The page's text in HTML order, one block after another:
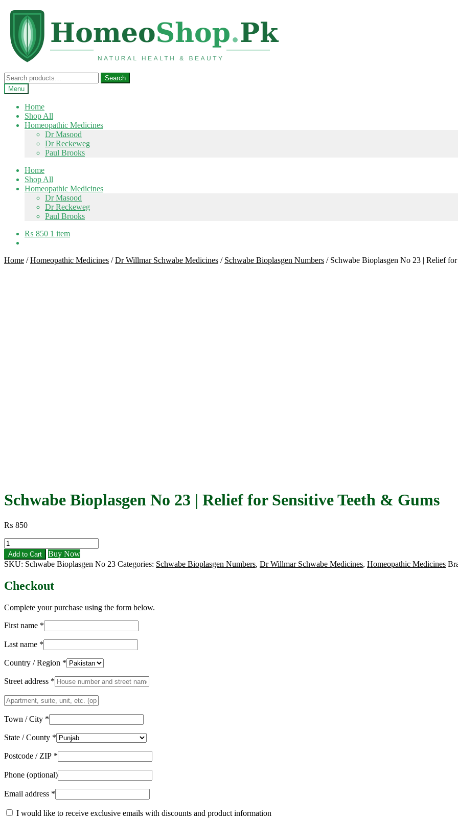
navigation
content
Search
for:
Search
Menu
Home
Shop All
Homeopathic Medicines
Dr Masood
Dr Reckeweg
Paul Brooks
Home
Shop All
Homeopathic Medicines
Dr Masood
Dr Reckeweg
Paul Brooks
₨ 850 1 item
Home /Homeopathic Medicines /Dr Willmar Schwabe Medicines / Schwabe Bioplasgen Numbers / Schwabe Bioplasgen No 23 | Relief
Schwabe Bioplasgen No 23 | Relief for Sensitive Teeth & Gums
₨ 850
Schwabe
Bioplasgen
No
23
Relief
Sensitive
&
quantity
Add to Cart
Buy Now
SKU: Schwabe Bioplasgen No 23 Categories: Schwabe Bioplasgen Numbers, Dr Willmar Schwabe Medicines, Homeopathic Medicines
Checkout
Complete your purchase using the form below.
First name *
Last name *
Country / Region *
Street address *
Apartment,
suite,
unit,
Town / City *
State / County *
Postcode / ZIP *
Phone (optional)
Email address *
I would like to receive exclusive emails with discounts and product information